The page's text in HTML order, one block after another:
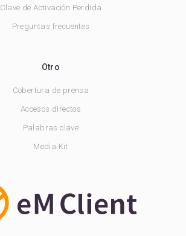
Clave de Activación Perdida
Preguntas frecuentes
Otro
Cobertura de prensa
Accesos directos
Palabras clave
Media Kit